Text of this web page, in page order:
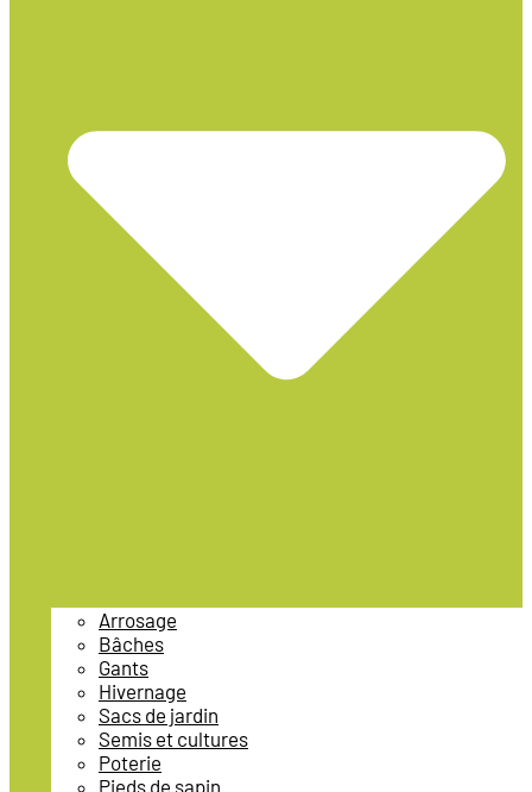
Arrosage
Bâches
Gants
Hivernage
Sacs de jardin
Semis et cultures
Poterie
Pieds de sapin